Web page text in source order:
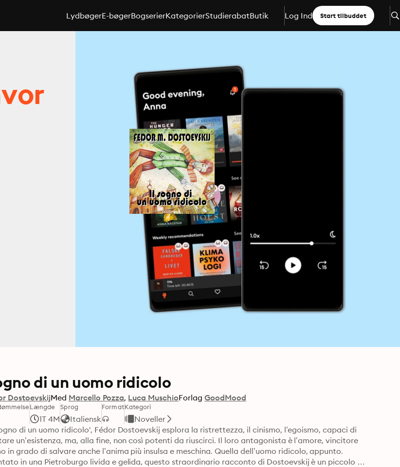
LydbøgerE-bøgerBogserierKategorierStudierabatButik Log Ind Start tilbuddet
di un uomo ridicolo
DostoevskijMed Marcello Pozza Luca MuschioForlag GoodMood
Længde
1T 4M
Sprog
Italiensk
FormatKategori
Noveller
di un uomo ridicolo', Fédor Dostoevskij esplora la ristrettezza, il cinismo, l’egoismo, capaci di
un’esistenza, ma, alla fine, non così potenti da riuscirci. Il loro antagonista è l’amore, vincitore
in grado di salvare anche l’anima più insulsa e meschina. Quella dell’uomo ridicolo, appunto.
in una Pietroburgo livida e gelida, questo straordinario racconto di Dostoevskij è un piccolo